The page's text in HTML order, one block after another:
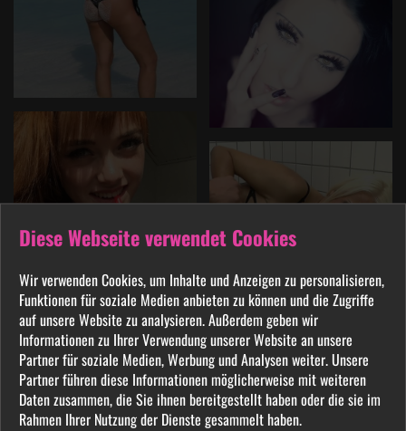
Diese Webseite verwendet Cookies
Wir verwenden Cookies, um Inhalte und Anzeigen zu personalisieren,
Funktionen für soziale Medien anbieten zu können und die Zugriffe
auf unsere Website zu analysieren. Außerdem geben wir
Informationen zu Ihrer Verwendung unserer Website an unsere
Partner für soziale Medien, Werbung und Analysen weiter. Unsere
Partner führen diese Informationen möglicherweise mit weiteren
Daten zusammen, die Sie ihnen bereitgestellt haben oder die sie im
Rahmen Ihrer Nutzung der Dienste gesammelt haben.